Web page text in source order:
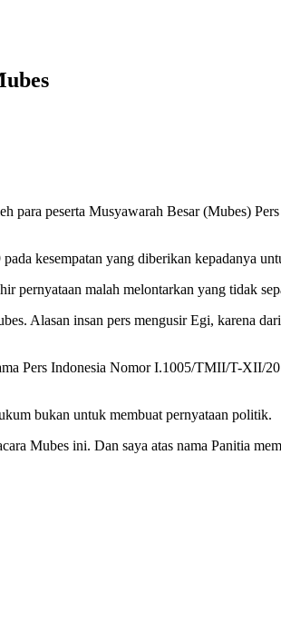
peserta Musyawarah Besar (Mubes)
kesempatan yang diberikan kepadanya
pernyataan malah melontarkan yang tidak
Alasan insan pers mengusir Egi, karena
Pers Indonesia Nomor I.1005/TMII/T-XII/
bukan untuk membuat pernyataan politik.
Mubes ini. Dan saya atas nama Panitia